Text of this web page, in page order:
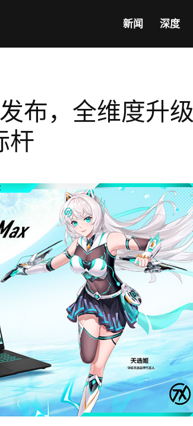
新闻 深度
布，全维度升级
杆